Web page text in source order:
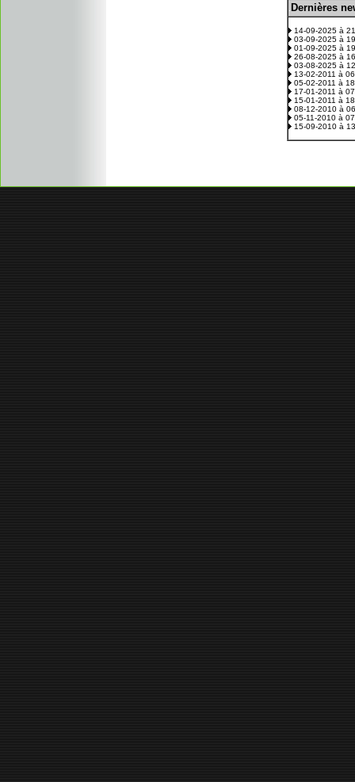
Dernières
14-09-2025 à
03-09-2025 à
01-09-2025 à
26-08-2025 à
03-08-2025 à
13-02-2011 à
05-02-2011 à
17-01-2011 à
15-01-2011 à
08-12-2010 à
05-11-2010 à
15-09-2010 à